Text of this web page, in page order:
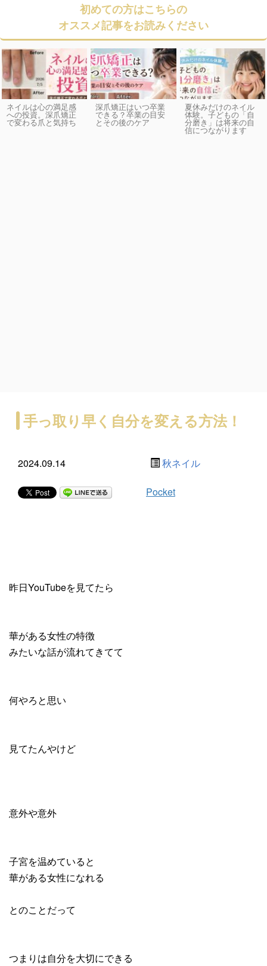
初めての方はこちらの
オススメ記事をお読みください
ネイルは心の満足感
への投資。深爪矯正
で変わる爪と気持ち
深爪矯正はいつ卒業
できる？卒業の目安
とその後のケア
夏休みだけのネイル
体験。子どもの「自
分磨き」は将来の自
信につながります
手っ取り早く自分を変える方法！
2024.09.14 秋ネイル
Pocket
昨日YouTubeを見てたら
華がある女性の特徴
みたいな話が流れてきてて
何やろと思い
見てたんやけど
意外や意外
子宮を温めていると
華がある女性になれる
とのことだって
つまりは自分を大切にできる